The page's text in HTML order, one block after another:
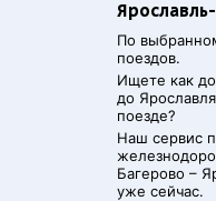
По
поездов.
Ищете как
до Ярославля
поезде?
Наш сервис
Багерово –
уже сейчас.